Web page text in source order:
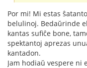
Por mi! Mi estas
belulinoj. Bedaŭrinde
kantas sufiĉe bone,
spektantoj aprezas
kantadon.
Jam hodiaŭ vespere ni